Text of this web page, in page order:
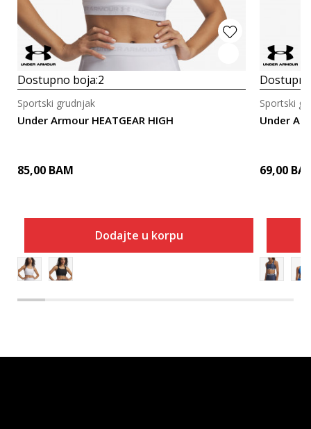
Dostupno boja:2
Under Armour HEATGEAR HIGH
Sportski grudnjak
85,00 BAM
Dodajte u korpu
Under
Sportski
69,00